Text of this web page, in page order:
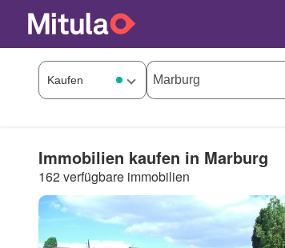
Immobilien kaufen in Marburg
162 verfügbare immobilien